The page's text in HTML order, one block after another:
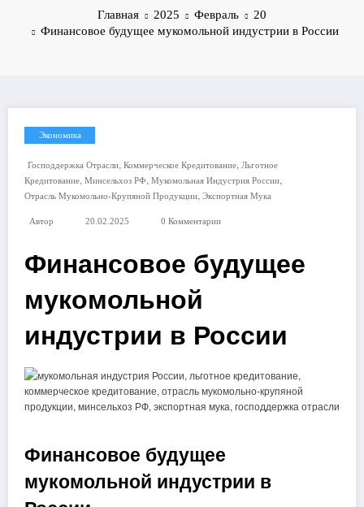
Главная 2025 Февраль
20
Финансовое будущее мукомольной индустрии в России
Экономика
Господдержка Отрасли, Коммерческое Кредитование, Льготное
Кредитование, Минсельхоз РФ, Мукомольная Индустрия России,
Отрасль Мукомольно-Крупяной Продукции, Экспортная Мука
Автор 20.02.2025 0 Комментарии
Финансовое будущее
мукомольной
индустрии в России
Финансовое будущее
мукомольной индустрии в